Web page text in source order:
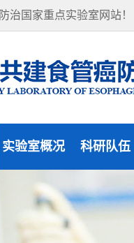
治国家重点实验室网站！
实验室概况
实验室概况
组织机构
科研队伍
研究方向